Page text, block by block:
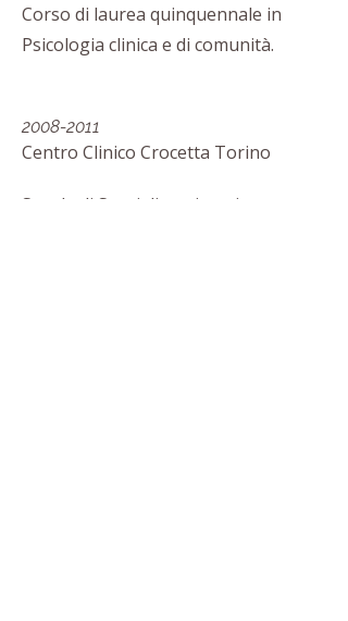
Corso di laurea quinquennale in
Psicologia clinica e di comunità.
2008-2011
Centro Clinico Crocetta Torino
Scuola di Specializzazione in